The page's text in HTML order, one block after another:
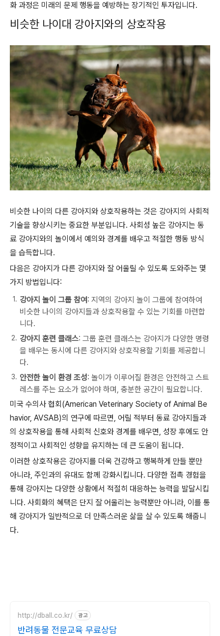
화 과정은 미래의 문제 행동을 예방하는 장기적인 투자입니다.
비슷한 나이대 강아지와의 상호작용
비슷한 나이의 다른 강아지와 상호작용하는 것은 강아지의 사회적
기술을 향상시키는 중요한 부분입니다. 사회성 높은 강아지는 동
료 강아지와의 놀이에서 예의와 경계를 배우고 적절한 행동 방식
을 습득합니다.
다음은 강아지가 다른 강아지와 잘 어울릴 수 있도록 도와주는 몇
가지 방법입니다:
강아지 놀이 그룹 참여: 지역의 강아지 놀이 그룹에 참여하여
비슷한 나이의 강아지들과 상호작용할 수 있는 기회를 마련합
니다.
강아지 훈련 클래스: 그룹 훈련 클래스는 강아지가 다양한 명령
을 배우는 동시에 다른 강아지와 상호작용할 기회를 제공합니
다.
안전한 놀이 환경 조성: 놀이가 이루어질 환경은 안전하고 스트
레스를 주는 요소가 없어야 하며, 충분한 공간이 필요합니다.
미국 수의사 협회(American Veterinary Society of Animal Be
havior, AVSAB)의 연구에 따르면, 어릴 적부터 동료 강아지들과
의 상호작용을 통해 사회적 신호와 경계를 배우면, 성장 후에도 안
정적이고 사회적인 성향을 유지하는 데 큰 도움이 됩니다.
이러한 상호작용은 강아지를 더욱 건강하고 행복하게 만들 뿐만
아니라, 주인과의 유대도 함께 강화시킵니다. 다양한 접촉 경험을
통해 강아지는 다양한 상황에서 적절히 대응하는 능력을 발달시킵
니다. 사회화의 혜택은 단지 잘 어울리는 능력뿐만 아니라, 이를 통
해 강아지가 일반적으로 더 만족스러운 삶을 살 수 있도록 해줍니
다.
http://dball.co.kr/ 광고
반려동물 전문교육 무료상담